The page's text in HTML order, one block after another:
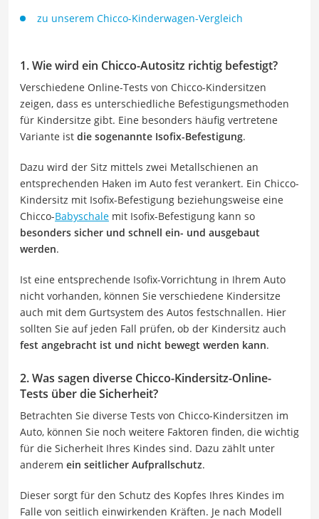
zu unserem Chicco-Kinderwagen-Vergleich
1. Wie wird ein Chicco-Autositz richtig befestigt?
Verschiedene Online-Tests von Chicco-Kindersitzen
zeigen, dass es unterschiedliche Befestigungsmethoden
für Kindersitze gibt. Eine besonders häufig vertretene
Variante ist die sogenannte Isofix-Befestigung.
Dazu wird der Sitz mittels zwei Metallschienen an
entsprechenden Haken im Auto fest verankert. Ein Chicco-
Kindersitz mit Isofix-Befestigung beziehungsweise eine
Chicco-Babyschale mit Isofix-Befestigung kann so
besonders sicher und schnell ein- und ausgebaut
werden.
Ist eine entsprechende Isofix-Vorrichtung in Ihrem Auto
nicht vorhanden, können Sie verschiedene Kindersitze
auch mit dem Gurtsystem des Autos festschnallen. Hier
sollten Sie auf jeden Fall prüfen, ob der Kindersitz auch
fest angebracht ist und nicht bewegt werden kann.
2. Was sagen diverse Chicco-Kindersitz-Online-
Tests über die Sicherheit?
Betrachten Sie diverse Tests von Chicco-Kindersitzen im
Auto, können Sie noch weitere Faktoren finden, die wichtig
für die Sicherheit Ihres Kindes sind. Dazu zählt unter
anderem ein seitlicher Aufprallschutz.
Dieser sorgt für den Schutz des Kopfes Ihres Kindes im
Falle von seitlich einwirkenden Kräften. Je nach Modell